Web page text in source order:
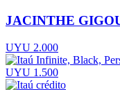
JACINTHE
UYU 2.000
UYU 1.500